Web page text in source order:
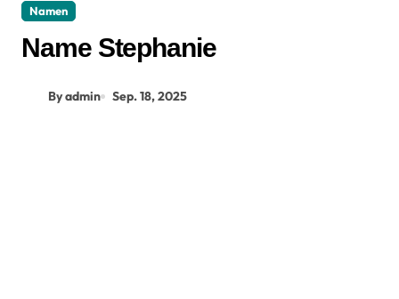
Namen
Name Stephanie
By admin Sep. 18, 2025